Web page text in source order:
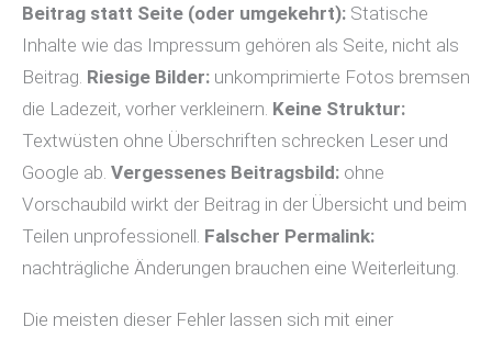
Beitrag statt Seite (oder umgekehrt): Statische
Inhalte wie das Impressum gehören als Seite, nicht als
Beitrag. Riesige Bilder: unkomprimierte Fotos bremsen
die Ladezeit, vorher verkleinern. Keine Struktur:
Textwüsten ohne Überschriften schrecken Leser und
Google ab. Vergessenes Beitragsbild: ohne
Vorschaubild wirkt der Beitrag in der Übersicht und beim
Teilen unprofessionell. Falscher Permalink:
nachträgliche Änderungen brauchen eine Weiterleitung.
Die meisten dieser Fehler lassen sich mit einer